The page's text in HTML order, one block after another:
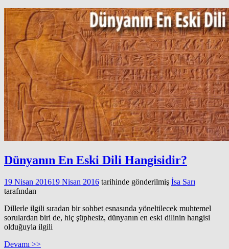
Dünyanın En Eski Dili Hangisidir?
19 Nisan 201619 Nisan 2016 tarihinde gönderilmiş İsa Sarı
tarafından
Dillerle ilgili sıradan bir sohbet esnasında yöneltilecek muhtemel
sorulardan biri de, hiç şüphesiz, dünyanın en eski dilinin hangisi
olduğuyla ilgili
Devamı >>